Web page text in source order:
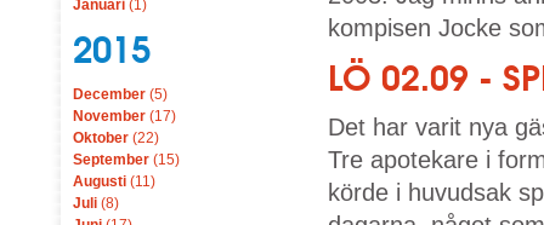
Januari (1)
2015
December (5)
November (17)
Oktober (22)
September (15)
Augusti (11)
Juli (8)
kompisen Jocke
LÖ 02.09 -
Det har varit nya
Tre apotekare i
körde i huvudsak